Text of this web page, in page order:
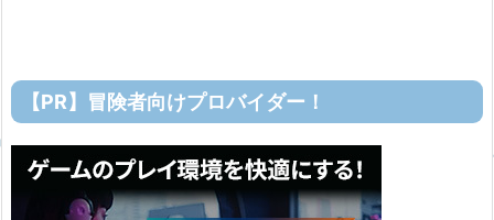
【PR】冒険者向けプロバイダー！